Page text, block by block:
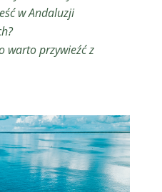
w Andaluzji
warto przywieźć z